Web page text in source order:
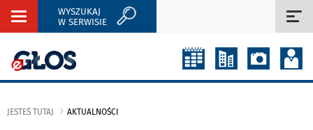
Rozwiń
WYSZUKAJ
W SERWISIE
JESTEŚ TUTAJ AKTUALNOŚCI